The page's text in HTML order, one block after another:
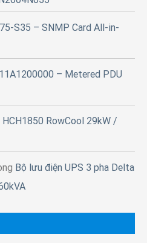
S35 – SNMP Card All-in-
– Metered PDU
RowCool 29kW /
Bộ lưu điện UPS 3 pha Delta